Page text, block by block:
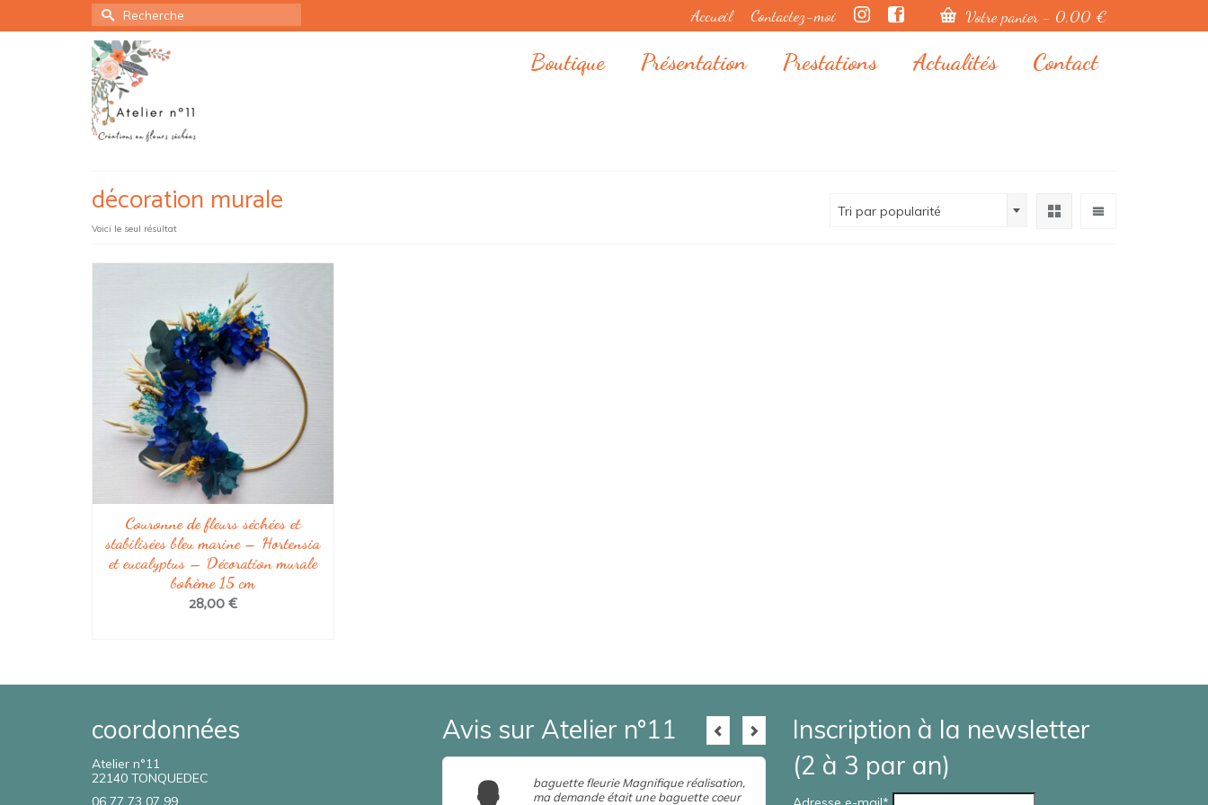
Accueil Contactez-moi Votre panier - 0,00 €
Rechercher :
Boutique Présentation Prestations Actualités Contact
décoration murale
Voici le seul résultat
Tri par popularité
Couronne de fleurs séchées et
stabilisées bleu marine – Hortensia
et eucalyptus – Décoration murale
bohème 15 cm
28,00€
coordonnées
Atelier n°11
22140 TONQUEDEC
06 77 73 07 99
Avis sur Atelier n°11
Claire a réalisé une couronne de fleurs
baguette fleurie Magnifique réalisation,
ma demande était une baguette coeur
J’ai partagé un beau moment avec mon
amie Aline durant un atelier de
Inscription à la newsletter
(2 à 3 par an)